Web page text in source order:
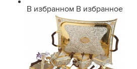
В избранном В избранное